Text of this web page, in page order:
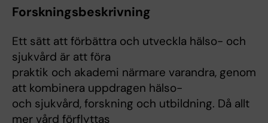
Forskningsbeskrivning
Ett sätt att förbättra och utveckla hälso- och
sjukvård är att föra
praktik och akademi närmare varandra, genom
att kombinera uppdragen hälso-
och sjukvård, forskning och utbildning. Då allt
mer vård förflyttas